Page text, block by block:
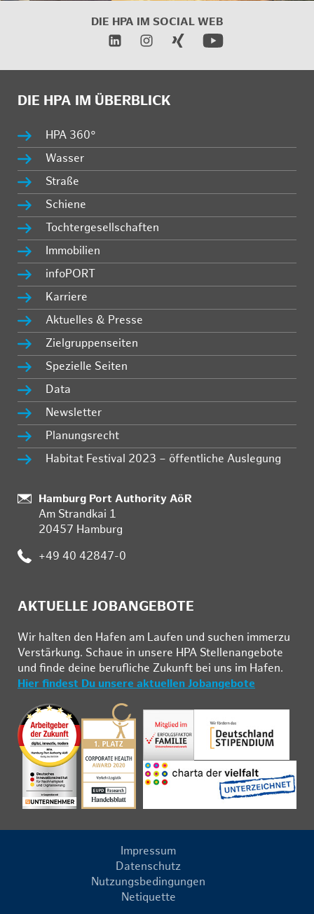
DIE HPA IM SOCIAL WEB
DIE HPA IM ÜBERBLICK
HPA 360°
Wasser
Straße
Schiene
Tochtergesellschaften
Immobilien
infoPORT
Karriere
Aktuelles & Presse
Zielgruppenseiten
Spezielle Seiten
Data
Newsletter
Planungsrecht
Habitat Festival 2023 – öffentliche Auslegung
Standort:
Hamburg Port Authority AöR
Am Strandkai 1
20457 Hamburg
Telefon:
+49 40 42847-0
AKTUELLE JOBANGEBOTE
Wir hal­ten den Ha­fen am Lau­fen und su­chen im­mer­zu
Ver­stär­kung. Schau­e in un­se­re HPA Stel­len­an­ge­bo­te
und fin­de deine be­ruf­li­che Zu­kunft bei uns im Ha­fen.
Hier findest Du unsere aktuellen Jobangebote
Impressum
Datenschutz
Nutzungsbedingungen
Netiquette